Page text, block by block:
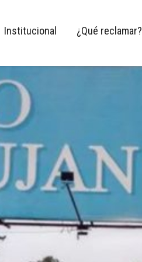
Institucional ¿Qué reclamar?